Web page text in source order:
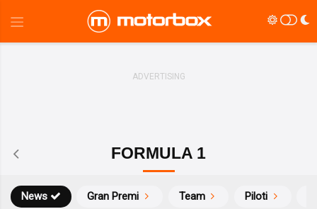
FORMULA 1
News Gran Premi Team Piloti